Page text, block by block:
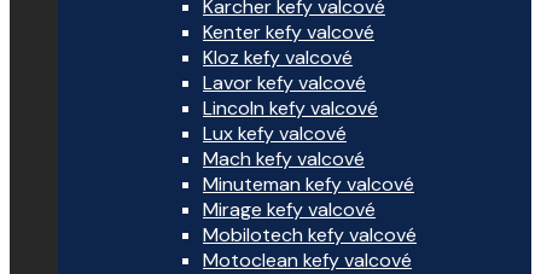
Karcher kefy valcové
Kenter kefy valcové
Kloz kefy valcové
Lavor kefy valcové
Lincoln kefy valcové
Lux kefy valcové
Mach kefy valcové
Minuteman kefy valcové
Mirage kefy valcové
Mobilotech kefy valcové
Motoclean kefy valcové